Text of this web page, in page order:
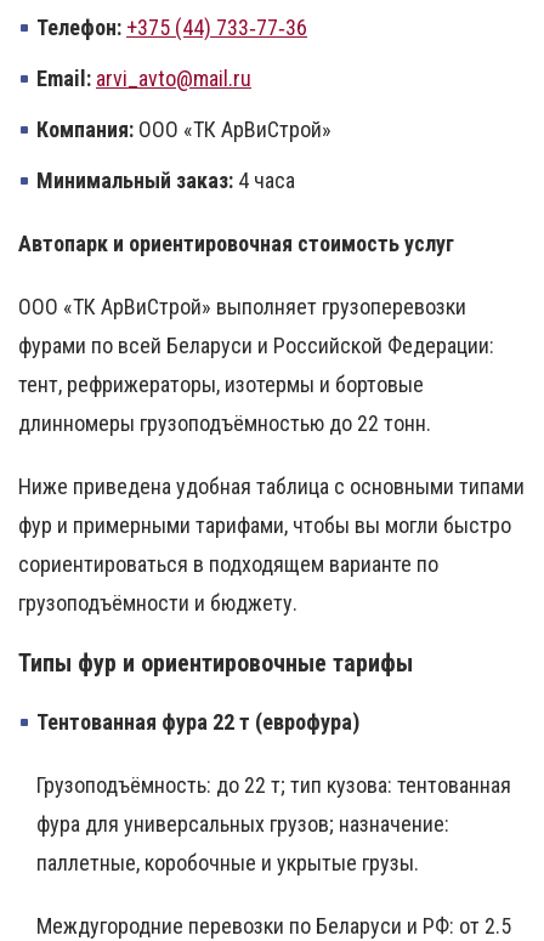
Телефон: +375 (44) 733‑77‑36
Email: arvi_avto@mail.ru
Компания: ООО «ТК АрВиСтрой»
Минимальный заказ: 4 часа
Автопарк и ориентировочная стоимость услуг
ООО «ТК АрВиСтрой» выполняет грузоперевозки
фурами по всей Беларуси и Российской Федерации:
тент, рефрижераторы, изотермы и бортовые
длинномеры грузоподъёмностью до 22 тонн.
Ниже приведена удобная таблица с основными типами
фур и примерными тарифами, чтобы вы могли быстро
сориентироваться в подходящем варианте по
грузоподъёмности и бюджету.
Типы фур и ориентировочные тарифы
Тентованная фура 22 т (еврофура)
Грузоподъёмность: до 22 т; тип кузова: тентованная
фура для универсальных грузов; назначение:
паллетные, коробочные и укрытые грузы.
Междугородние перевозки по Беларуси и РФ: от 2.5